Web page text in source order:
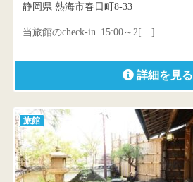
静岡県 熱海市春日町8-33
当旅館のcheck-in 15:00～2[…]
詳細を見る
旅館